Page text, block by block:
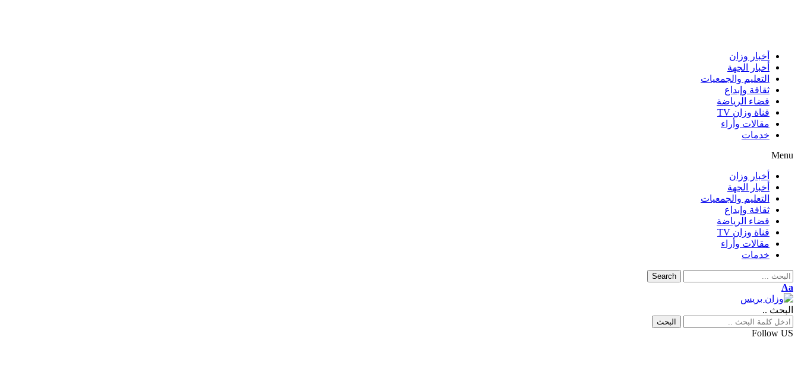
أخبار وزان
أخبار الجهة
التعليم والجمعيات
ثقافة وإبداع
فضاء الرياضة
قناة وزان TV
مقالات وأراء
خدمات
Menu
أخبار وزان
أخبار الجهة
التعليم والجمعيات
ثقافة وإبداع
فضاء الرياضة
قناة وزان TV
مقالات وأراء
خدمات
Search
Aa
البحث ..
Follow US